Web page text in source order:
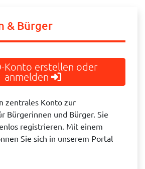
& Bürger
Konto erstellen oder
anmelden
zentrales Konto zur
Bürgerinnen und Bürger. Sie
registrieren. Mit einem
Sie sich in unserem Portal